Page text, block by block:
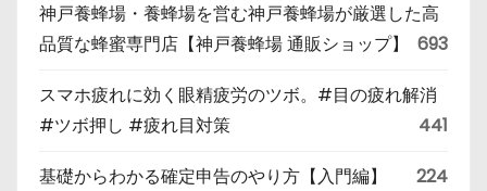
神戸養蜂場・養蜂場を営む神戸養蜂場が厳選した高
品質な蜂蜜専門店【神戸養蜂場 通販ショップ】
693
スマホ疲れに効く眼精疲労のツボ。#目の疲れ解消
#ツボ押し #疲れ目対策
441
基礎からわかる確定申告のやり方【入門編】 224